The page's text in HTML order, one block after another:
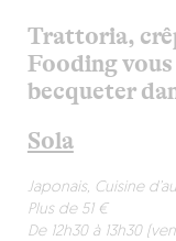
Trattoria,
Fooding
becqueter
Sola
Japonais, Cuisine
Plus de 51 €
De 12h30 à 13h30